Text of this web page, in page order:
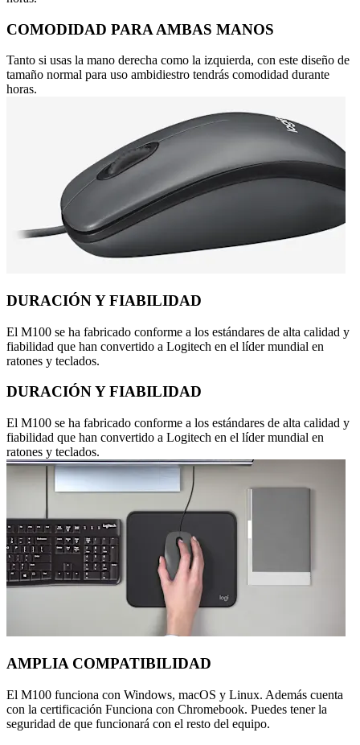
COMODIDAD PARA AMBAS MANOS
Tanto si usas la mano derecha como la izquierda, con este diseño de
tamaño normal para uso ambidiestro tendrás comodidad durante
horas.
DURACIÓN Y FIABILIDAD
El M100 se ha fabricado conforme a los estándares de alta calidad y
fiabilidad que han convertido a Logitech en el líder mundial en
ratones y teclados.
DURACIÓN Y FIABILIDAD
El M100 se ha fabricado conforme a los estándares de alta calidad y
fiabilidad que han convertido a Logitech en el líder mundial en
ratones y teclados.
AMPLIA COMPATIBILIDAD
El M100 funciona con Windows, macOS y Linux. Además cuenta
con la certificación Funciona con Chromebook. Puedes tener la
seguridad de que funcionará con el resto del equipo.